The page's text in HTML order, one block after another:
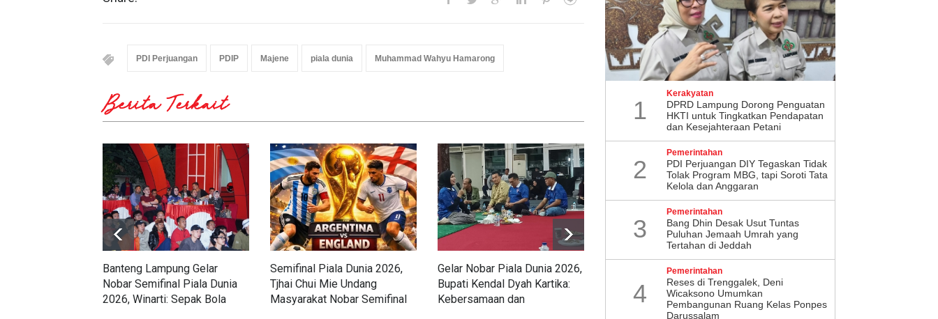
PDI Perjuangan PDIP Majene piala dunia Muhammad Wahyu Hamarong
Berita Terkait
Banteng Lampung Gelar
Nobar Semifinal Piala Dunia
2026, Winarti: Sepak Bola
Semifinal Piala Dunia 2026,
Tjhai Chui Mie Undang
Masyarakat Nobar Semifinal
Gelar Nobar Piala Dunia 2026,
Bupati Kendal Dyah Kartika:
Kebersamaan dan
Giri Ramanda Kiemas
Optimistis Argentina Juara
Piala Dunia 2026
Dunia 2026, Bupati Citra
Pitriyami Akui Kagum Pada
Lionel Messi
1
Kerakyatan
DPRD Lampung Dorong Penguatan
HKTI untuk Tingkatkan Pendapatan
dan Kesejahteraan Petani
2
Pemerintahan
PDI Perjuangan DIY Tegaskan Tidak
Tolak Program MBG, tapi Soroti Tata
Kelola dan Anggaran
3
Pemerintahan
Bang Dhin Desak Usut Tuntas
Puluhan Jemaah Umrah yang
Tertahan di Jeddah
4
Pemerintahan
​Reses di Trenggalek, Deni
Wicaksono Umumkan
Pembangunan Ruang Kelas Ponpes
Darussalam